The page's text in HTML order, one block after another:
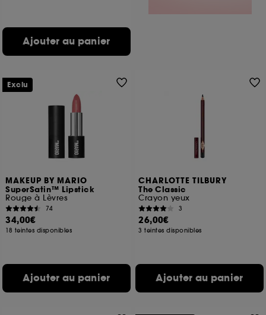
Ajouter au panier
MAKEUP BY MARIO
SuperSatin™ Lipstick
Rouge à Lèvres
74
34,00€
18 teintes disponibles
Ajouter au panier
Exclu
CHARLOTTE TILBURY
The Classic
Crayon yeux
3
26,00€
3 teintes disponibles
Ajouter au panier